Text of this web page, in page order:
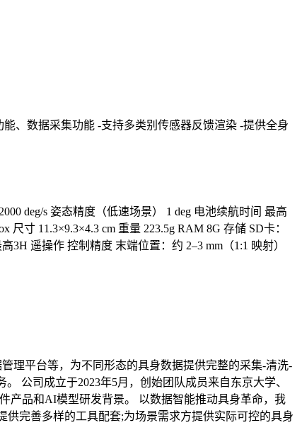
、数据采集功能 -支持多类别传感器反馈渲染 -提供全身
deg/s 姿态精度（低速场景） 1 deg 电池续航时间 最高
寸 11.3×9.3×4.3 cm 重量 223.5g RAM 8G 存储 SD卡：
3H 遥操作 控制精度 末端位置：约 2–3 mm（1:1 映射）
理平台等，为不同形态的具身数据提供完整的采集-清洗-
公司成立于2023年5月，创始团队成员来自东京大学、
产品和AI模型研发背景。 以数据智能推动具身革命，我
完善多样的工具配套;为场景需求方提供实际可控的具身